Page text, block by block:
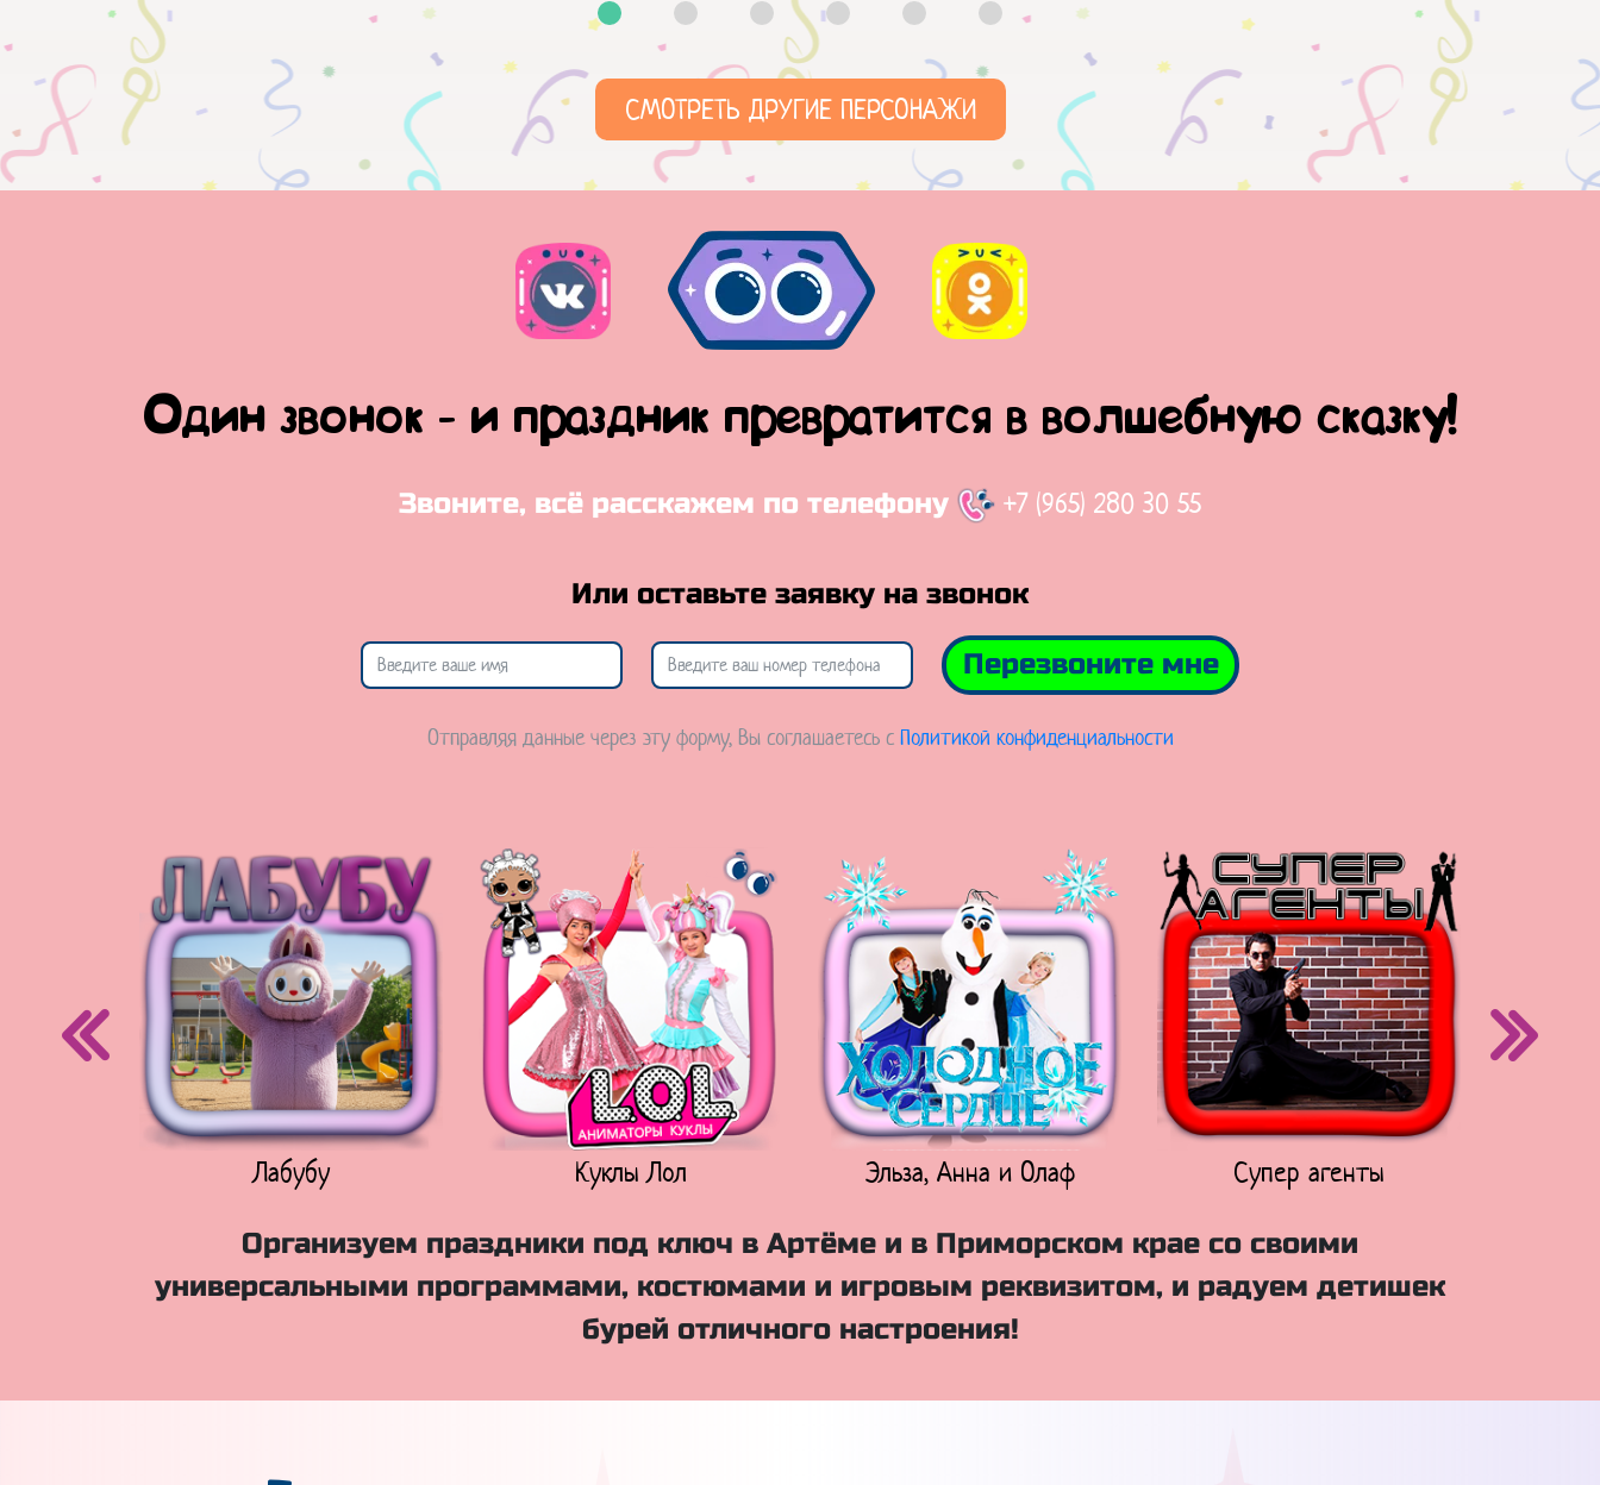
СМОТРЕТЬ ДРУГИЕ ПЕРСОНАЖИ
Один звонок - и праздник превратится в волшебную сказку!
Звоните, всё расскажем по телефону +7 (965) 280 30 55
Или оставьте заявку на звонок
Перезвоните мне
Отправляя данные через эту форму, Вы соглашаетесь с Политикой конфиденциальности
Лабубу Куклы Лол Эльза, Анна и Олаф Супер агенты
Организуем праздники под ключ в Артёме и в Приморском крае со своими
универсальными программами, костюмами и игровым реквизитом, и радуем детишек
бурей отличного настроения!